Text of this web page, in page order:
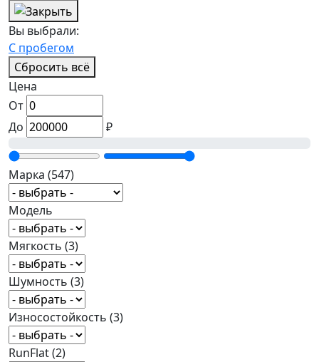
Вы выбрали:
С пробегом
Сбросить всё
Цена
От
До
₽
Марка (547)
Модель
Мягкость (3)
Шумность (3)
Износостойкость (3)
RunFlat(2)